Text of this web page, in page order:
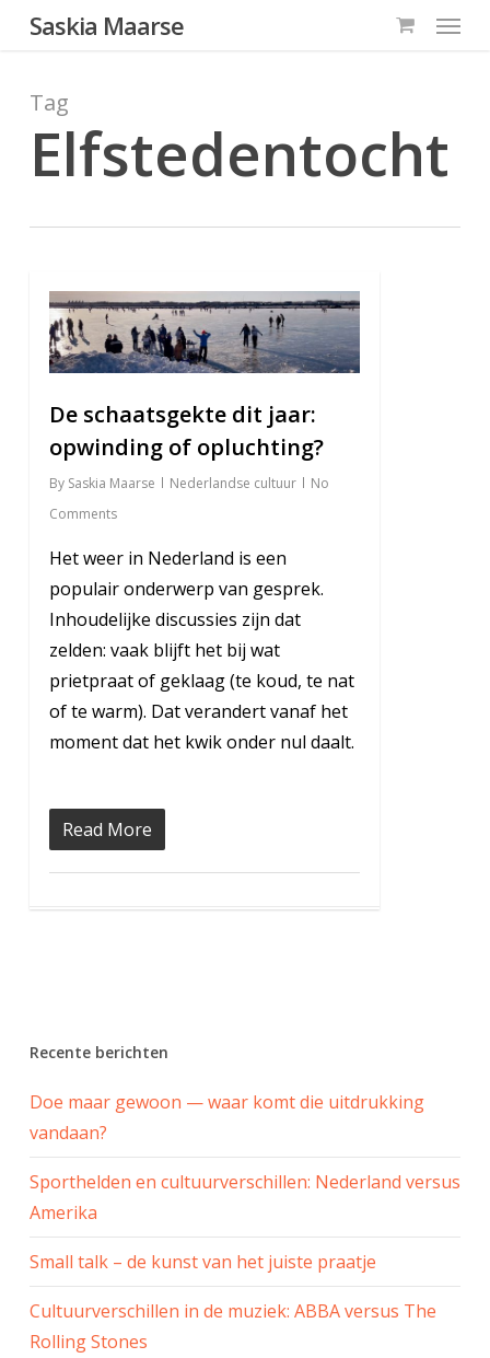
Skip
content
Saskia Maarse Menu
Tag
Elfstedentocht
De schaatsgekte dit jaar:
opwinding of opluchting?
By Saskia Maarse Nederlandse cultuur
No
Comments
Het weer in Nederland is een
populair onderwerp van gesprek.
Inhoudelijke discussies zijn dat
zelden: vaak blijft het bij wat
prietpraat of geklaag (te koud, te nat
of te warm). Dat verandert vanaf het
moment dat het kwik onder nul daalt.
Read More
0
Recente berichten
Doe maar gewoon — waar komt die uitdrukking
vandaan?
Sporthelden en cultuurverschillen: Nederland versus
Amerika
Small talk – de kunst van het juiste praatje
Cultuurverschillen in de muziek: ABBA versus The
Rolling Stones